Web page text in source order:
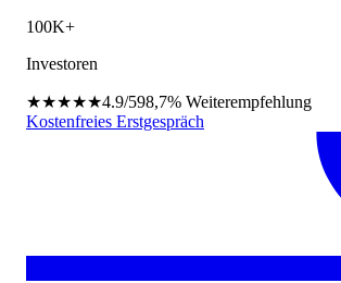
100K+
Investoren
★★★★★4.9/598,7% Weiterempfehlung
Kostenfreies Erstgespräch